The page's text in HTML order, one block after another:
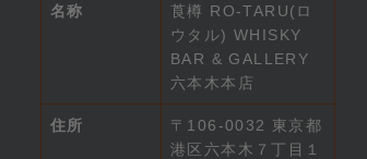
名称
莨樽 RO-TARU(ロ
ウタル) WHISKY
BAR & GALLERY
六本木本店
住所
〒106-0032 東京都
港区六本木７丁目１